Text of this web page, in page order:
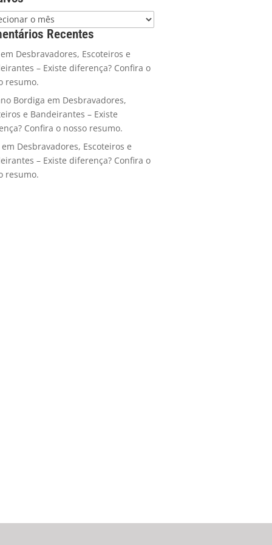
Recentes
em Desbravadores, Escoteiros e
– Existe diferença? Confira o
resumo.
Bordiga em Desbravadores,
e Bandeirantes – Existe
Confira o nosso resumo.
em Desbravadores, Escoteiros e
– Existe diferença? Confira o
resumo.